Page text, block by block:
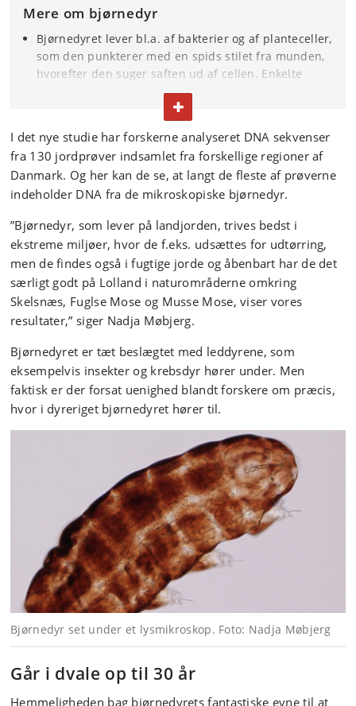
Mere om bjørnedyr
Bjørnedyret lever bl.a. af bakterier og af planteceller,
som den punkterer med en spids stilet fra munden,
hvorefter den suger saften ud af cellen. Enkelte
arter er rovdyr, der lever af andre små dyr som
bjørnedyr, hjuldyr og rundorme.
Den har otte ben med små klør eller i enkelte
tilfælde sugekopper.
Bjørnedyret er bygget op af omkring 1000 celler og
er et avanceret dyr med en række organer.
Som med alle andre dyregrupper på Jorden, kommer
lever mange arter i dag.
I havet findes der både hunner og hanner, men på
landjorden findes der flest hunner, der
reproducerer sig selv gennem jomfrufødsler.
FOLD TEKST IND ELLER UD
I det nye studie har forskerne analyseret DNA sekvenser
fra 130 jordprøver indsamlet fra forskellige regioner af
Danmark. Og her kan de se, at langt de fleste af prøverne
indeholder DNA fra de mikroskopiske bjørnedyr.
”Bjørnedyr, som lever på landjorden, trives bedst i
ekstreme miljøer, hvor de f.eks. udsættes for udtørring,
men de findes også i fugtige jorde og åbenbart har de det
særligt godt på Lolland i naturområderne omkring
Skelsnæs, Fuglse Mose og Musse Mose, viser vores
resultater,” siger Nadja Møbjerg.
Bjørnedyret er tæt beslægtet med leddyrene, som
eksempelvis insekter og krebsdyr hører under. Men
faktisk er der forsat uenighed blandt forskere om præcis,
hvor i dyreriget bjørnedyret hører til.
Bjørnedyr set under et lysmikroskop. Foto: Nadja Møbjerg
Går i dvale op til 30 år
Hemmeligheden bag bjørnedyrets fantastiske evne til at